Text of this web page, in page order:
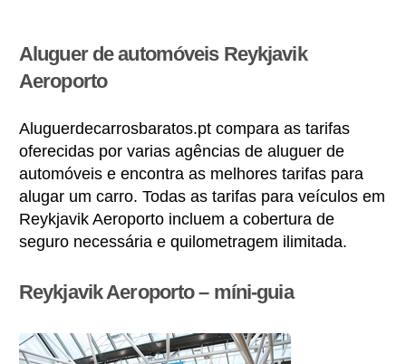
Aluguer de automóveis Reykjavik
Aeroporto
Aluguerdecarrosbaratos.pt compara as tarifas
oferecidas por varias agências de aluguer de
automóveis e encontra as melhores tarifas para
alugar um carro. Todas as tarifas para veículos em
Reykjavik Aeroporto incluem a cobertura de
seguro necessária e quilometragem ilimitada.
Reykjavik Aeroporto – míni-guia